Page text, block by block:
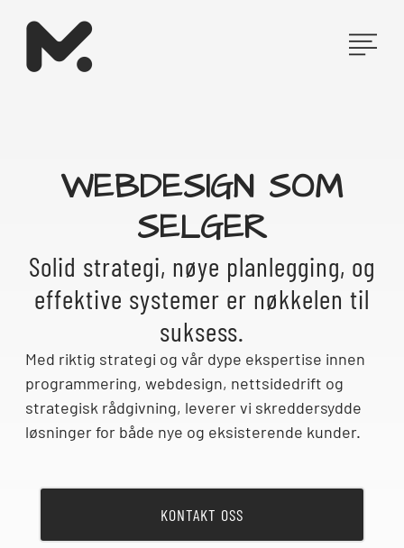
innholdet
WEBDESIGN SOM
SELGER
Solid strategi, nøye planlegging, og
effektive systemer er nøkkelen til
suksess.
Med riktig strategi og vår dype ekspertise innen
programmering, webdesign, nettsidedrift og
strategisk rådgivning, leverer vi skreddersydde
løsninger for både nye og eksisterende kunder.
KONTAKT OSS